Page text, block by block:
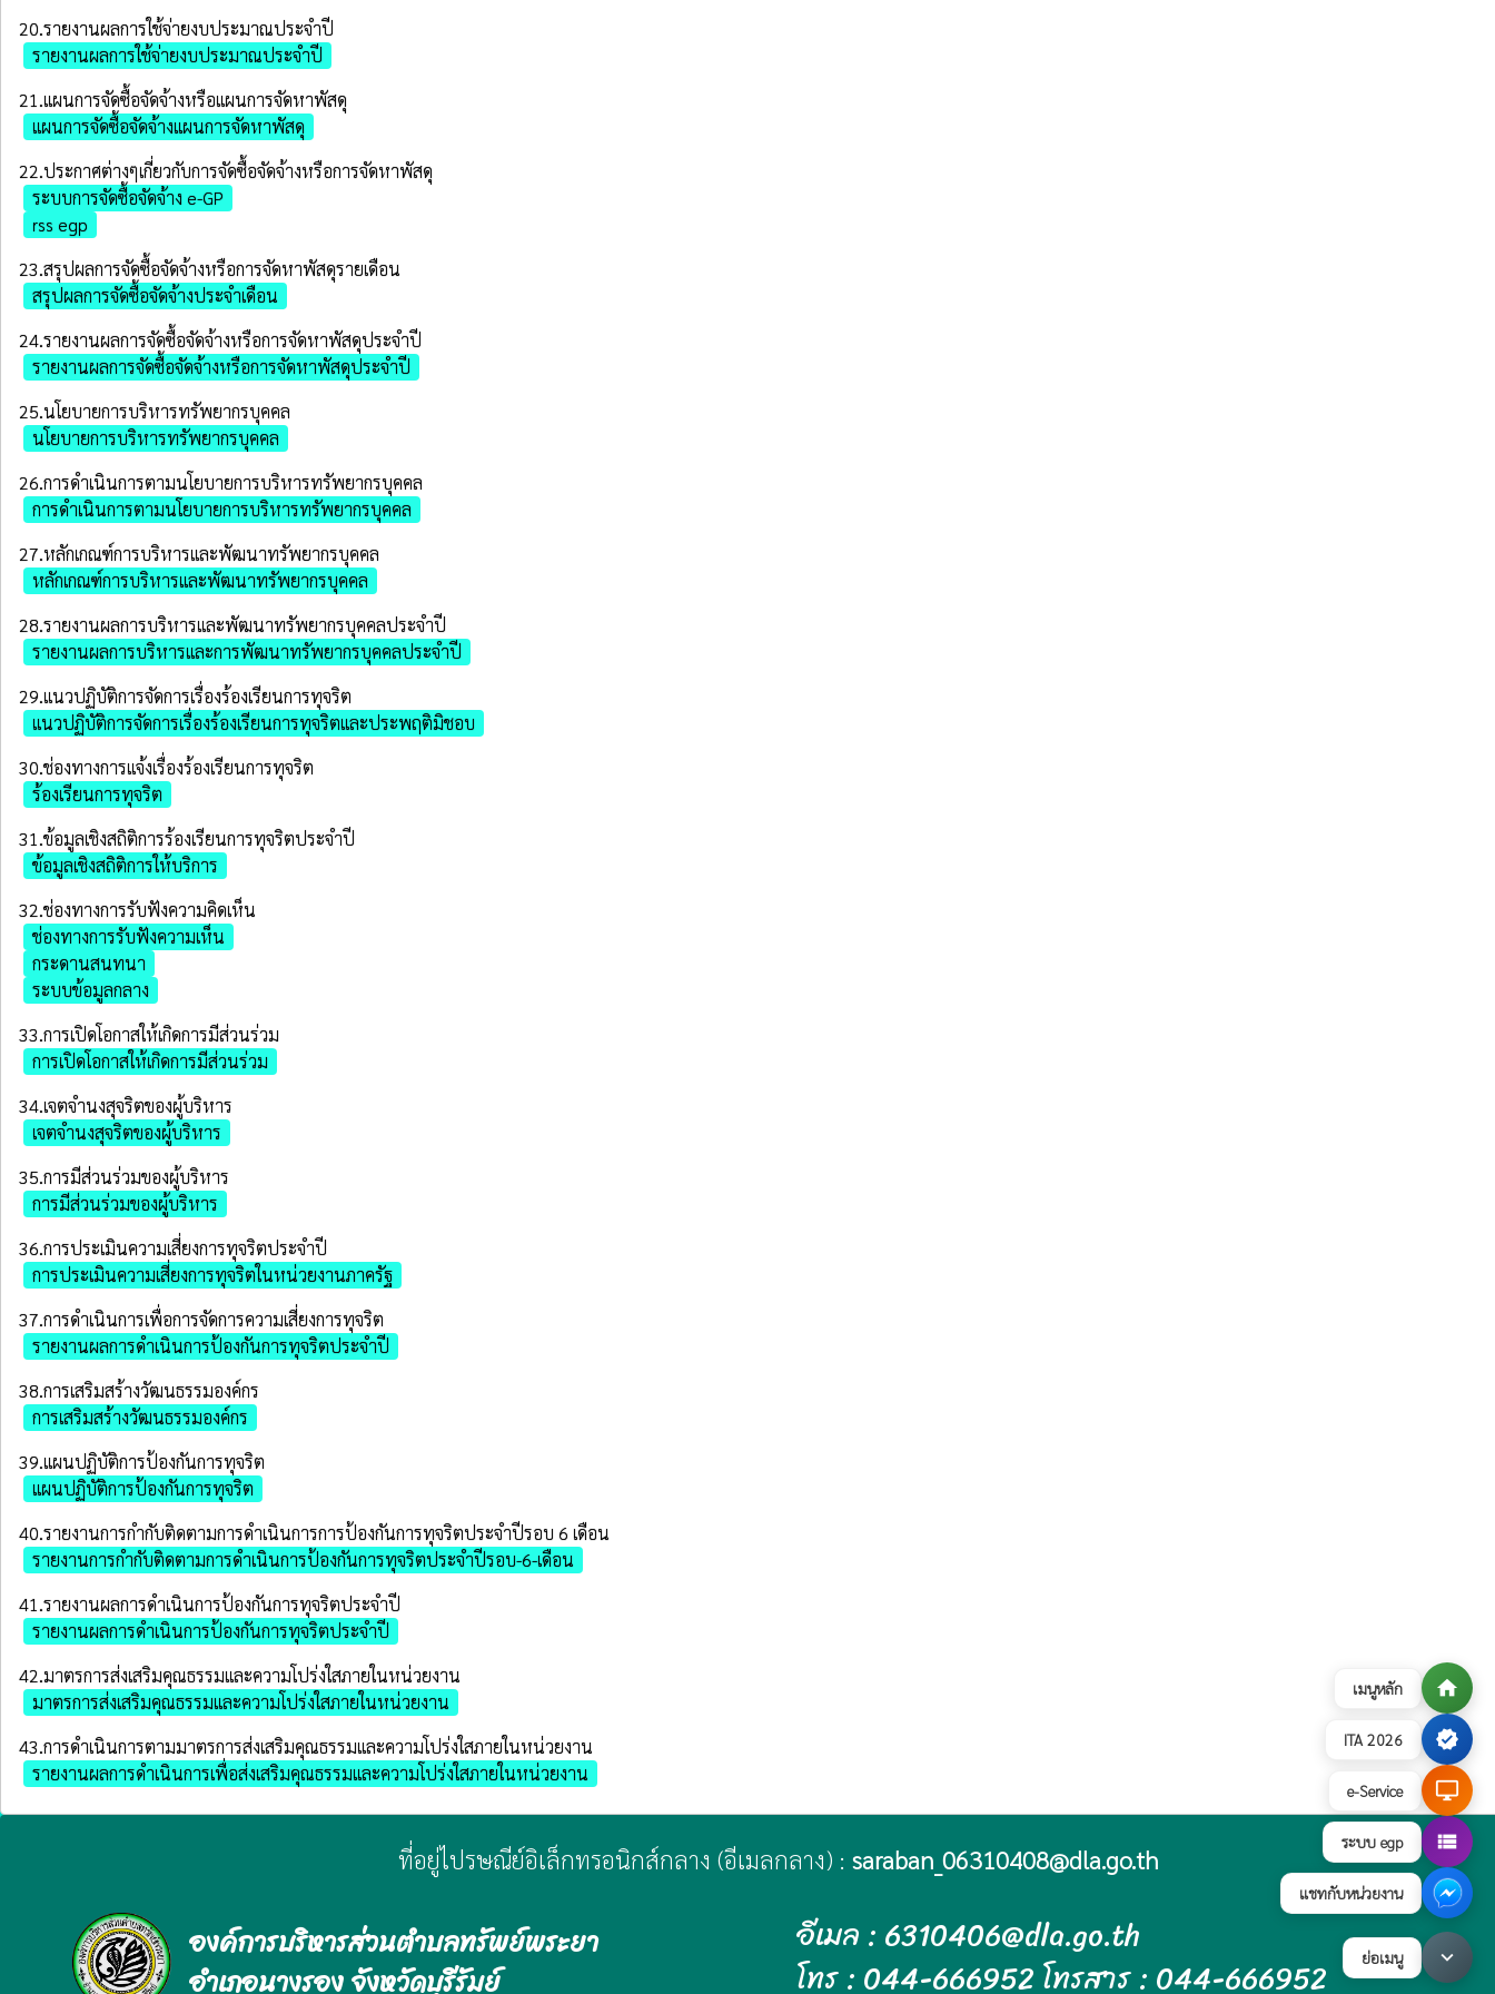
เมนูหลัก home
ITA 2026 verified
e-Service desktop_windows
ระบบ egp view_list
แชทกับหน่วยงาน
ย่อเมนู keyboard_arrow_down
20.รายงานผลการใช้จ่ายงบประมาณประจำปี
รายงานผลการใช้จ่ายงบประมาณประจำปี
21.แผนการจัดซื้อจัดจ้างหรือแผนการจัดหาพัสดุ
แผนการจัดซื้อจัดจ้างแผนการจัดหาพัสดุ
22.ประกาศต่างๆเกี่ยวกับการจัดซื้อจัดจ้างหรือการจัดหาพัสดุ
ระบบการจัดซื้อจัดจ้าง e-GP
rss egp
23.สรุปผลการจัดซื้อจัดจ้างหรือการจัดหาพัสดุรายเดือน
สรุปผลการจัดซื้อจัดจ้างประจำเดือน
24.รายงานผลการจัดซื้อจัดจ้างหรือการจัดหาพัสดุประจําปี
รายงานผลการจัดซื้อจัดจ้างหรือการจัดหาพัสดุประจำปี
25.นโยบายการบริหารทรัพยากรบุคคล
นโยบายการบริหารทรัพยากรบุคคล
26.การดำเนินการตามนโยบายการบริหารทรัพยากรบุคคล
การดำเนินการตามนโยบายการบริหารทรัพยากรบุคคล
27.หลักเกณฑ์การบริหารและพัฒนาทรัพยากรบุคคล
หลักเกณฑ์การบริหารและพัฒนาทรัพยากรบุคคล
28.รายงานผลการบริหารและพัฒนาทรัพยากรบุคคลประจําปี
รายงานผลการบริหารและการพัฒนาทรัพยากรบุคคลประจำปี
29.แนวปฏิบัติการจัดการเรื่องร้องเรียนการทุจริต
แนวปฏิบัติการจัดการเรื่องร้องเรียนการทุจริตและประพฤติมิชอบ
30.ช่องทางการแจ้งเรื่องร้องเรียนการทุจริต
ร้องเรียนการทุจริต
31.ข้อมูลเชิงสถิติการร้องเรียนการทุจริตประจําปี
ข้อมูลเชิงสถิติการให้บริการ
32.ช่องทางการรับฟังความคิดเห็น
ช่องทางการรับฟังความเห็น
กระดานสนทนา
ระบบข้อมูลกลาง
33.การเปิดโอกาสให้เกิดการมีส่วนร่วม
การเปิดโอกาสให้เกิดการมีส่วนร่วม
34.เจตจํานงสุจริตของผู้บริหาร
เจตจำนงสุจริตของผู้บริหาร
35.การมีส่วนร่วมของผู้บริหาร
การมีส่วนร่วมของผู้บริหาร
36.การประเมินความเสี่ยงการทุจริตประจําปี
การประเมินความเสี่ยงการทุจริตในหน่วยงานภาครัฐ
37.การดำเนินการเพื่อการจัดการความเสี่ยงการทุจริต
รายงานผลการดำเนินการป้องกันการทุจริตประจำปี
38.การเสริมสร้างวัฒนธรรมองค์กร
การเสริมสร้างวัฒนธรรมองค์กร
39.แผนปฏิบัติการป้องกันการทุจริต
แผนปฏิบัติการป้องกันการทุจริต
40.รายงานการกำกับติดตามการดำเนินการการป้องกันการทุจริตประจำปีรอบ 6 เดือน
รายงานการกำกับติดตามการดำเนินการป้องกันการทุจริตประจำปีรอบ-6-เดือน
41.รายงานผลการดำเนินการป้องกันการทุจริตประจําปี
รายงานผลการดำเนินการป้องกันการทุจริตประจำปี
42.มาตรการส่งเสริมคุณธรรมและความโปร่งใสภายในหน่วยงาน
มาตรการส่งเสริมคุณธรรมและความโปร่งใสภายในหน่วยงาน
43.การดำเนินการตามมาตรการส่งเสริมคุณธรรมและความโปร่งใสภายในหน่วยงาน
รายงานผลการดำเนินการเพื่อส่งเสริมคุณธรรมและความโปร่งใสภายในหน่วยงาน
ที่อยู่ไปรษณีย์อิเล็กทรอนิกส์กลาง (อีเมลกลาง) : saraban_06310408@dla.go.th
องค์การบริหารส่วนตำบลทรัพย์พระยา
อำเภอนางรอง จังหวัดบุรีรัมย์
อีเมล : 6310406@dla.go.th
โทร : 044-666952 โทรสาร : 044-666952